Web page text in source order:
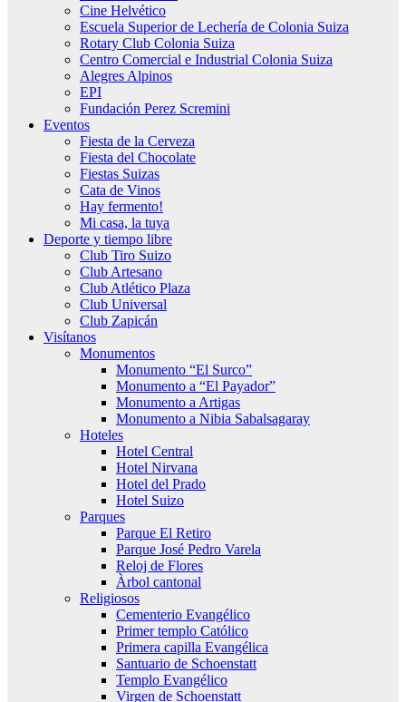
Cine Helvético
Escuela Superior de Lechería de Colonia Suiza
Rotary Club Colonia Suiza
Centro Comercial e Industrial Colonia Suiza
Alegres Alpinos
EPI
Fundación Perez Scremini
Eventos
Fiesta de la Cerveza
Fiesta del Chocolate
Fiestas Suizas
Cata de Vinos
Hay fermento!
Mi casa, la tuya
Deporte y tiempo libre
Club Tiro Suizo
Club Artesano
Club Atlético Plaza
Club Universal
Club Zapicán
Visítanos
Monumentos
Monumento “El Surco”
Monumento a “El Payador”
Monumento a Artigas
Monumento a Nibia Sabalsagaray
Hoteles
Hotel Central
Hotel Nirvana
Hotel del Prado
Hotel Suizo
Parques
Parque El Retiro
Parque José Pedro Varela
Reloj de Flores
Àrbol cantonal
Religiosos
Cementerio Evangélico
Primer templo Católico
Primera capilla Evangélica
Santuario de Schoenstatt
Templo Evangélico
Virgen de Schoenstatt